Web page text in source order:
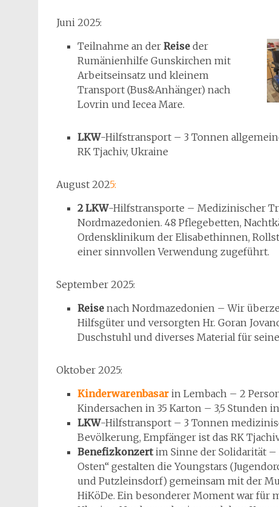
Juni 2025:
Teilnahme an der Reise der
Rumänienhilfe Gunskirchen mit
Arbeitseinsatz und kleinem
Transport (Bus&Anhänger) nach
Lovrin und Iecea Mare.
LKW-Hilfstransport – 3 Tonnen
RK Tjachiv, Ukraine
August 2025:
2 LKW-Hilfstransporte – Medizinischer
Nordmazedonien. 48 Pflegebetten,
Ordensklinikum der Elisabethinnen,
einer sinnvollen Verwendung zugeführt.
September 2025:
Reise nach Nordmazedonien – Wir
Hilfsgüter und versorgten Hr. Goran
Duschstuhl und diverses Material für
Oktober 2025:
Kinderwarenbasar in Lembach – 2
Kindersachen in 35 Karton – 3,5 Stunden
LKW-Hilfstransport – 3 Tonnen
Bevölkerung, Empfänger ist das RK
Benefizkonzertim Sinne der Solidarität
Osten“ gestalten die Youngstars
und Putzleinsdorf) gemeinsam mit der
HiKöDe. Ein besonderer Moment war für